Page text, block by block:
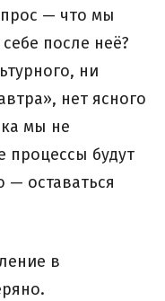
— что мы
после неё?
ни
нет ясного
мы не
процессы будут
— оставаться
в